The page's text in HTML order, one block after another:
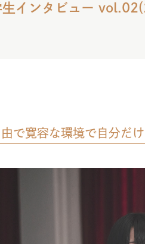
生インタビュー
由で寛容な環境で自分だ